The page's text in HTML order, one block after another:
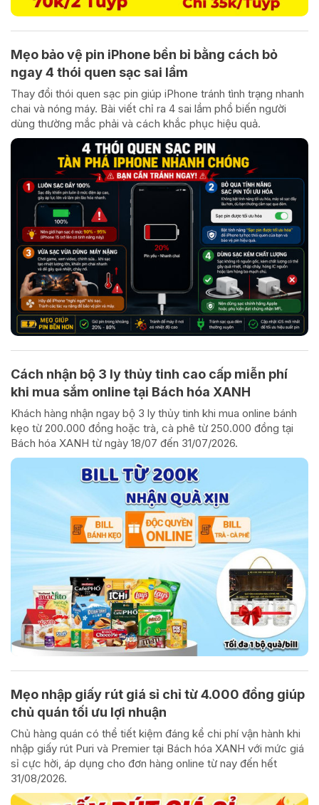
Mẹo bảo vệ pin iPhone bền bỉ bằng cách bỏ
ngay 4 thói quen sạc sai lầm
Thay đổi thói quen sạc pin giúp iPhone tránh tình trạng nhanh
chai và nóng máy. Bài viết chỉ ra 4 sai lầm phổ biến người
dùng thường mắc phải và cách khắc phục hiệu quả.
Cách nhận bộ 3 ly thủy tinh cao cấp miễn phí
khi mua sắm online tại Bách hóa XANH
Khách hàng nhận ngay bộ 3 ly thủy tinh khi mua online bánh
kẹo từ 200.000 đồng hoặc trà, cà phê từ 250.000 đồng tại
Bách hóa XANH từ ngày 18/07 đến 31/07/2026.
Mẹo nhập giấy rút giá sỉ chỉ từ 4.000 đồng giúp
chủ quán tối ưu lợi nhuận
Chủ hàng quán có thể tiết kiệm đáng kể chi phí vận hành khi
nhập giấy rút Puri và Premier tại Bách hóa XANH với mức giá
sỉ cực hời, áp dụng cho đơn hàng online từ nay đến hết
31/08/2026.